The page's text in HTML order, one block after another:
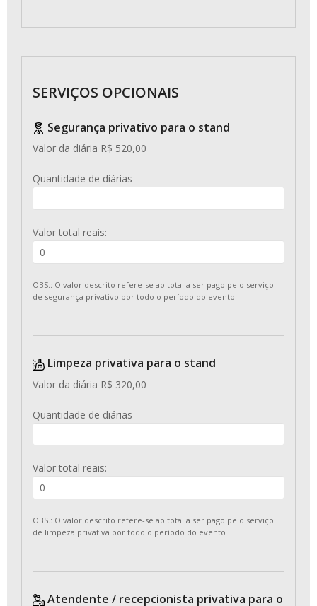
SERVIÇOS OPCIONAIS
Segurança privativo para o stand
Valor da diária R$ 520,00
Quantidade de diárias
Valor total reais:
OBS.: O valor descrito refere-se ao total a ser pago pelo serviço
de segurança privativo por todo o período do evento
Limpeza privativa para o stand
Valor da diária R$ 320,00
Quantidade de diárias
Valor total reais:
OBS.: O valor descrito refere-se ao total a ser pago pelo serviço
de limpeza privativa por todo o período do evento
Atendente / recepcionista privativa para o